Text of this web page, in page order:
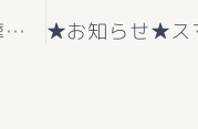
★お知らせ★新築一戸建て 新築一戸建て中巨摩郡昭和町 上河東 （常永駅 ） 2階建 ３ＬＤＫ デザイナーズコンパクト分譲 好評販売中(^^♪